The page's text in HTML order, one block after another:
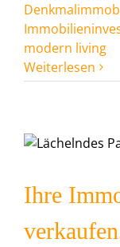
modern living
Weiterlesen
Ihre